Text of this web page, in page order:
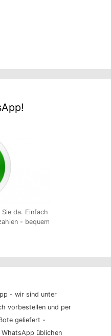
da. Einfach
- bequem
- wir sind unter
vorbestellen und per
geliefert -
üblichen